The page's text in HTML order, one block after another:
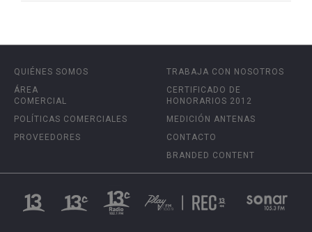
QUIÉNES SOMOS
ÁREA
COMERCIAL
POLÍTICAS COMERCIALES
PROVEEDORES
TRABAJA CON NOSOTROS
CERTIFICADO DE
HONORARIOS 2012
MEDICIÓN ANTENAS
CONTACTO
BRANDED CONTENT